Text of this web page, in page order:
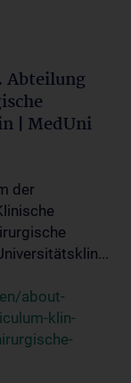
Abteilung
| MedUni
der
about-
klin-